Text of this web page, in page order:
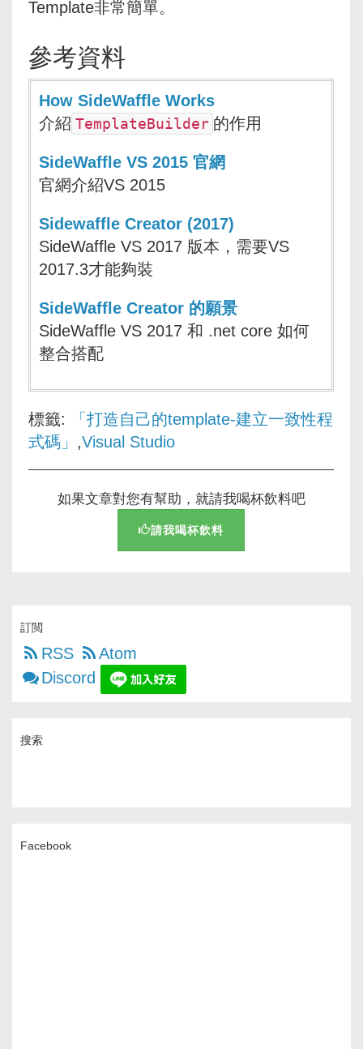
Template非常簡單。
參考資料
How SideWaffle Works
介紹 TemplateBuilder 的作用
SideWaffle VS 2015 官網
官網介紹VS 2015
Sidewaffle Creator (2017)
SideWaffle VS 2017 版本，需要VS
2017.3才能夠裝
SideWaffle Creator 的願景
SideWaffle VS 2017 和 .net core 如何
整合搭配
標籤:
「打造自己的template-建立一致性程
式碼」 ,Visual Studio
如果文章對您有幫助，就請我喝杯飲料吧
請我喝杯飲料
訂閲
RSS
Atom
Discord
搜索
Facebook